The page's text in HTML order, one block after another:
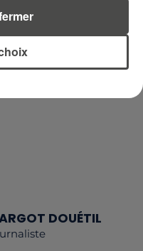
COUTAND
DOUÉTIL